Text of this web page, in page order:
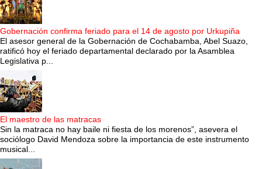
Gobernación confirma feriado para el 14 de agosto por Urkupiña
El asesor general de la Gobernación de Cochabamba, Abel Suazo,
ratificó hoy el feriado departamental declarado por la Asamblea
Legislativa p...
El maestro de las matracas
Sin la matraca no hay baile ni fiesta de los morenos”, asevera el
sociólogo David Mendoza sobre la importancia de este instrumento
musical...